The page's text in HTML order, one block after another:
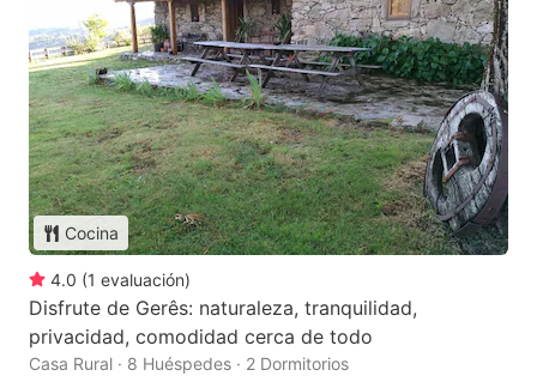
Cocina
4.0 (1 evaluación)
Disfrute de Gerês: naturaleza, tranquilidad,
privacidad, comodidad cerca de todo
Casa Rural · 8 Huéspedes · 2 Dormitorios